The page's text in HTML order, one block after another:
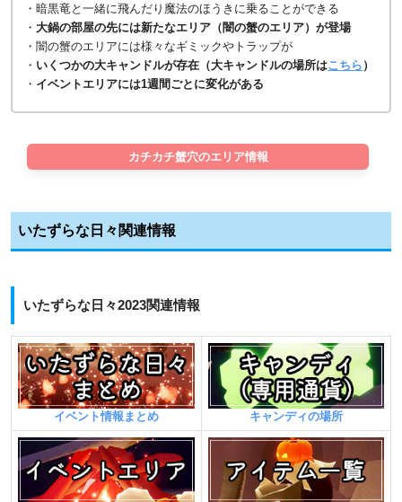
・暗黒竜と一緒に飛んだり魔法のほうきに乗ることができる
・大鍋の部屋の先には新たなエリア（闇の蟹のエリア）が登場
・闇の蟹のエリアには様々なギミックやトラップが
・ いくつかの大キャンドルが存在（大キャンドルの場所はこちら ）
・ イベントエリアには1週間ごとに変化がある
カチカチ蟹穴のエリア情報
いたずらな日々関連情報
いたずらな日々2023関連情報
イベント情報まとめ キャンディの場所